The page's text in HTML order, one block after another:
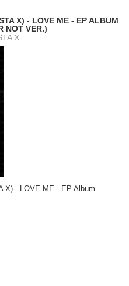
X) - LOVE ME - EP ALBUM
NOT VER.)
X
X) - LOVE ME - EP Album